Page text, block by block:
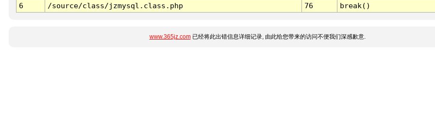
6
/source/class/jzmysql.class.php 76 break()
www.365jz.com已经将此出错信息详细记录, 由此给您带来的访问不便我们深感歉意.